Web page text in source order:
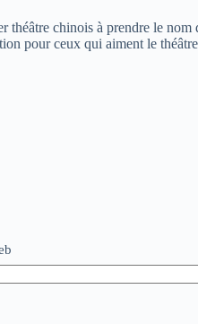
chinois à prendre le
pour ceux qui aiment le